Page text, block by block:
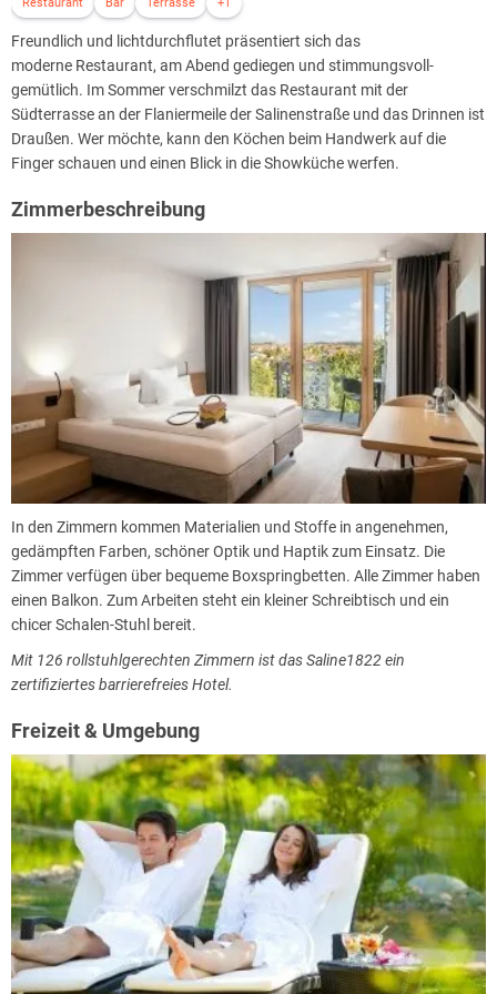
Freundlich und lichtdurchflutet präsentiert sich das
moderne Restaurant, am Abend gediegen und stimmungsvoll-
gemütlich. Im Sommer verschmilzt das Restaurant mit der
Südterrasse an der Flaniermeile der Salinenstraße und das Drinnen ist
Draußen. Wer möchte, kann den Köchen beim Handwerk auf die
Finger schauen und einen Blick in die Showküche werfen.
Zimmerbeschreibung
In den Zimmern kommen Materialien und Stoffe in angenehmen,
gedämpften Farben, schöner Optik und Haptik zum Einsatz. Die
Zimmer verfügen über bequeme Boxspringbetten. Alle Zimmer haben
einen Balkon. Zum Arbeiten steht ein kleiner Schreibtisch und ein
chicer Schalen-Stuhl bereit.
Mit 126 rollstuhlgerechten Zimmern ist das Saline1822 ein
zertifiziertes barrierefreies Hotel.
Freizeit & Umgebung